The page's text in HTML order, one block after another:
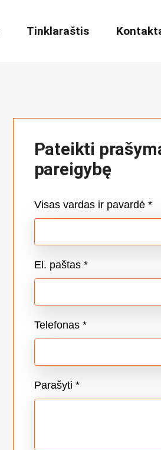
Tinklaraštis
Pateikti
pareigybę
Visas vardas ir pavardė *
El. paštas *
Telefonas *
Parašyti *